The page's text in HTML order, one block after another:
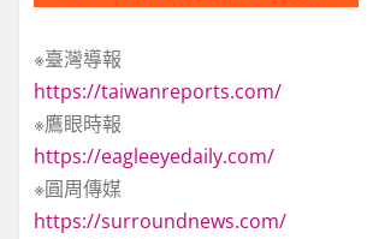
※臺灣導報
https://taiwanreports.com/
※鷹眼時報
https://eagleeyedaily.com/
※圓周傳媒
https://surroundnews.com/